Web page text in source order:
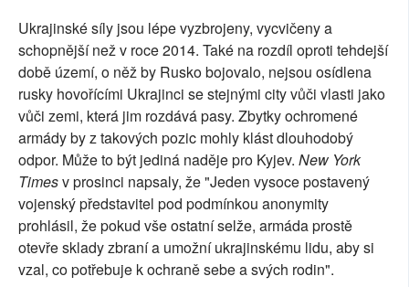
Ukrajinské síly jsou lépe vyzbrojeny, vycvičeny a
schopnější než v roce 2014. Také na rozdíl oproti tehdejší
době území, o něž by Rusko bojovalo, nejsou osídlena
rusky hovořícími Ukrajinci se stejnými city vůči vlasti jako
vůči zemi, která jim rozdává pasy. Zbytky ochromené
armády by z takových pozic mohly klást dlouhodobý
odpor. Může to být jediná naděje pro Kyjev. New York
Timesv prosinci napsaly, že "Jeden vysoce postavený
vojenský představitel pod podmínkou anonymity
prohlásil, že pokud vše ostatní selže, armáda prostě
otevře sklady zbraní a umožní ukrajinskému lidu, aby si
vzal, co potřebuje k ochraně sebe a svých rodin".